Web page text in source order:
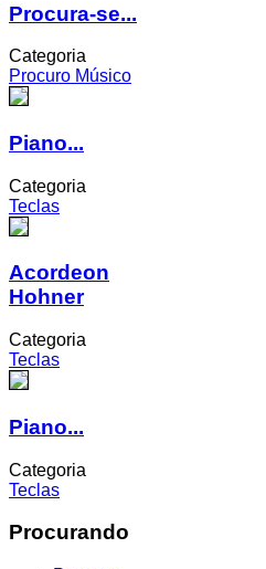
Procura-se...
Categoria
Procuro Músico
Piano...
Categoria
Teclas
Acordeon
Hohner
Categoria
Teclas
Piano...
Categoria
Teclas
Procurando